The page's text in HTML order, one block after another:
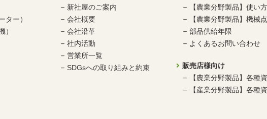
ター）
）
新社屋のご案内
会社概要
会社沿革
社内活動
営業所一覧
SDGsへの取り組みと約束
【農業分野製品】使い
【農業分野製品】機械
部品供給年限
よくあるお問い合わせ
販売店様向け
【農業分野製品】各種
【産業分野製品】各種